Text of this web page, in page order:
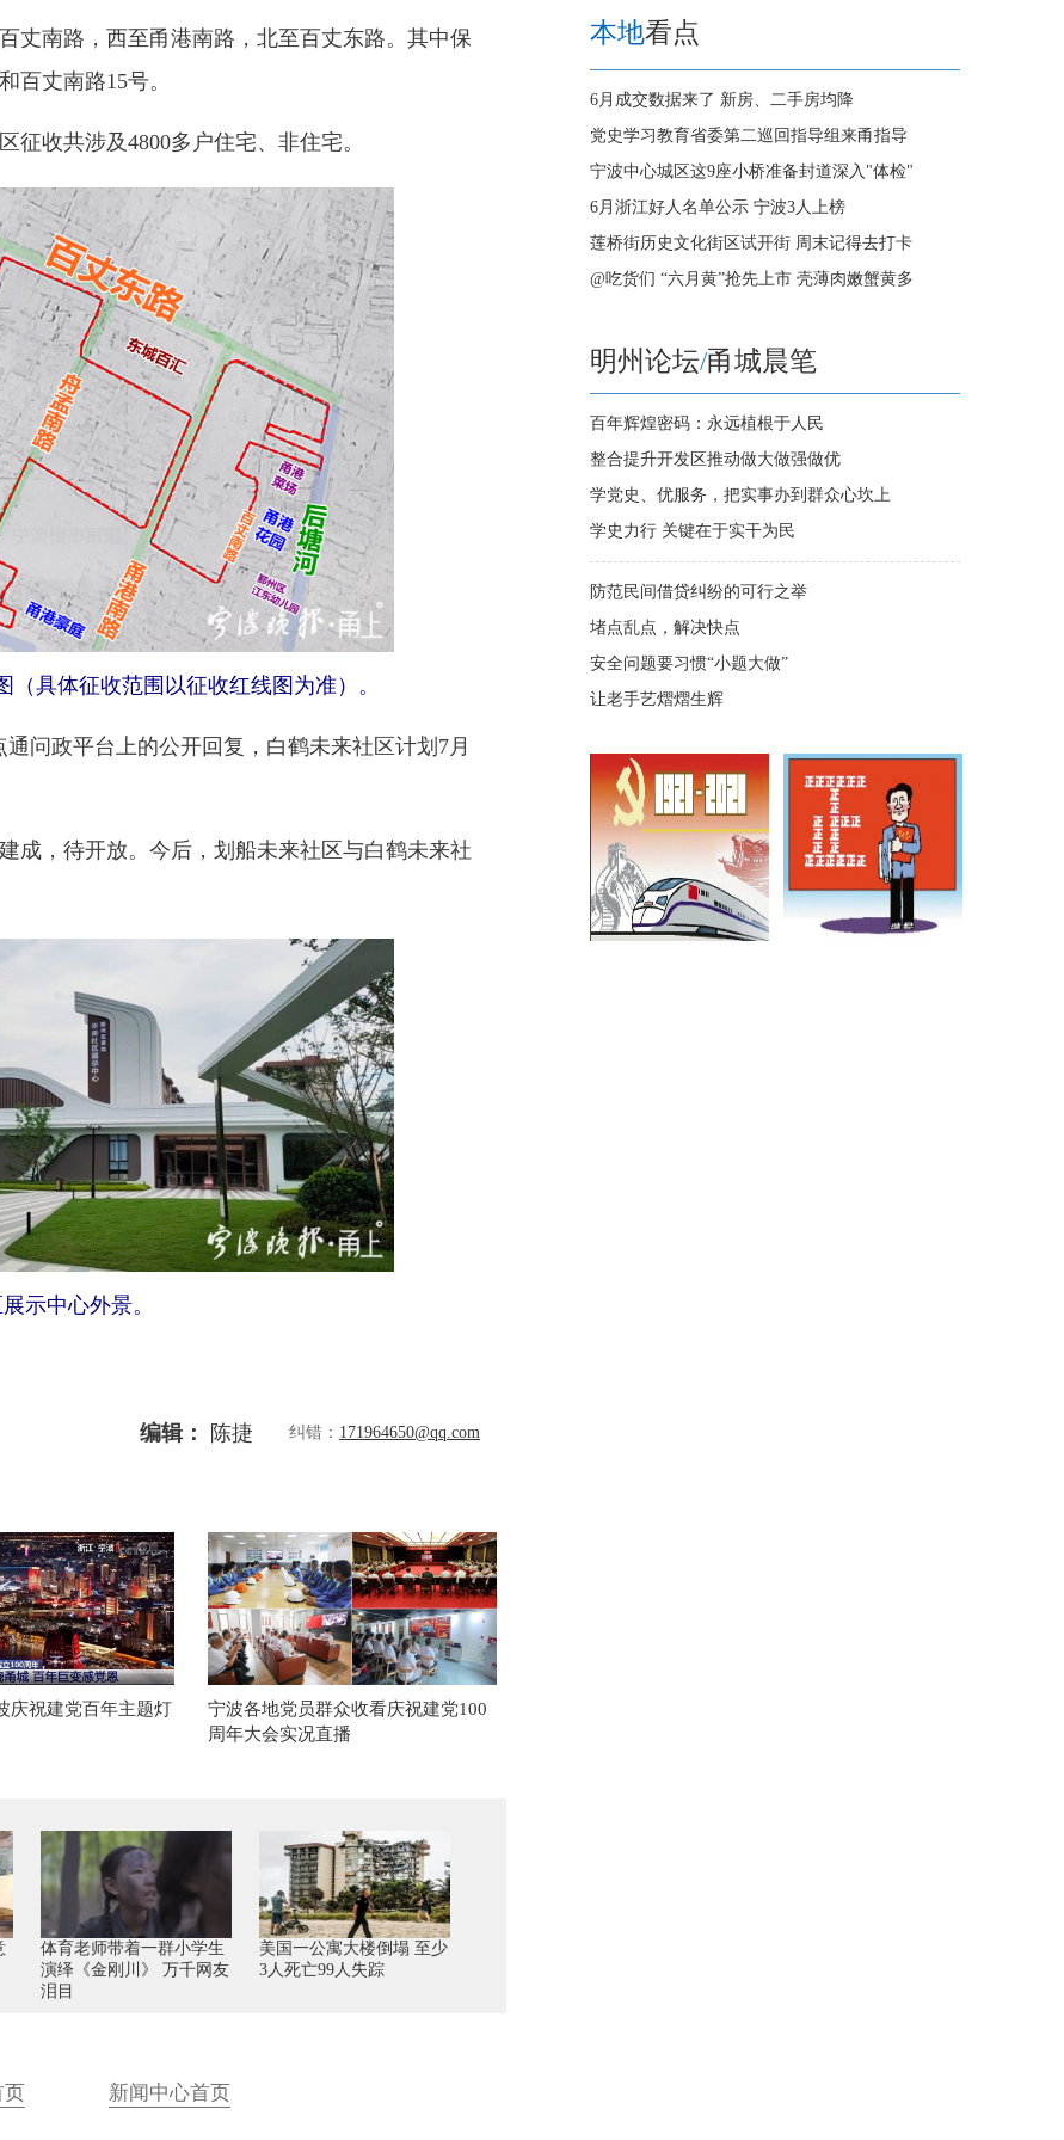
南路，西至甬港南路，北至百丈东路。其中保
百丈南路15号。
收共涉及4800多户住宅、非住宅。
具体征收范围以征收红线图为准）。
问政平台上的公开回复， 白鹤未来社区计划7月
，待开放。今后，划船未来社区与白鹤未来社
示中心外景。
编辑： 陈捷 纠错： 171964650@qq.com
庆祝建党百年主题灯
宁波各地党员群众收看庆祝建党100
周年大会实况直播
体育老师带着一群小学生
演绎《金刚川》 万千网友
泪目
美国一公寓大楼倒塌 至少
3人死亡99人失踪
页 新闻中心首页
本地看点
6月成交数据来了 新房、二手房均降
党史学习教育省委第二巡回指导组来甬指导
宁波中心城区这9座小桥准备封道深入"体检"
6月浙江好人名单公示 宁波3人上榜
莲桥街历史文化街区试开街 周末记得去打卡
@吃货们 “六月黄”抢先上市 壳薄肉嫩蟹黄多
明州论坛/甬城晨笔
百年辉煌密码：永远植根于人民
整合提升开发区推动做大做强做优
学党史、优服务，把实事办到群众心坎上
学史力行 关键在于实干为民
防范民间借贷纠纷的可行之举
堵点乱点，解决快点
安全问题要习惯“小题大做”
让老手艺熠熠生辉